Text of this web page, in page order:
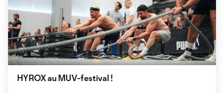
HYROX au MUV-festival !